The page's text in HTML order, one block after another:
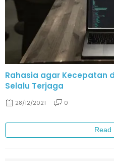
Rahasia agar Kecepatan
Selalu Terjaga
28/12/2021 0
Read